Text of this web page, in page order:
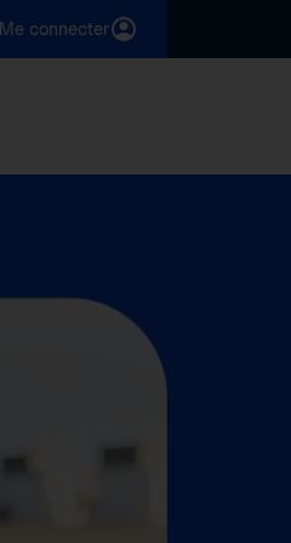
Me connecter